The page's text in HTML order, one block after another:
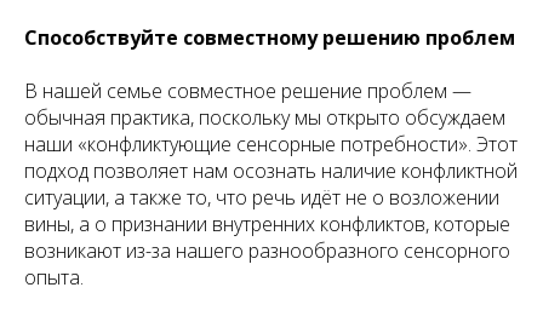
Способствуйте совместному решению проблем
В нашей семье совместное решение проблем —
обычная практика, поскольку мы открыто обсуждаем
наши «конфликтующие сенсорные потребности». Этот
подход позволяет нам осознать наличие конфликтной
ситуации, а также то, что речь идёт не о возложении
вины, а о признании внутренних конфликтов, которые
возникают из-за нашего разнообразного сенсорного
опыта.